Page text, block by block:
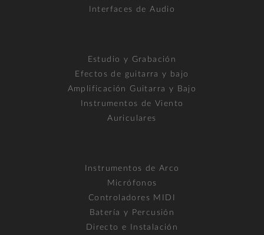
Interfaces de Audio
Estudio y Grabación
Efectos de guitarra y bajo
Amplificación Guitarra y Bajo
Instrumentos de Viento
Auriculares
Instrumentos de Arco
Micrófonos
Controladores MIDI
Batería y Percusión
Directo e Instalación